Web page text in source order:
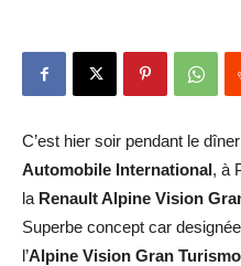
C’est hier soir pendant le
Automobile International, à
la Renault Alpine Vision
Superbe concept car
l’Alpine Vision Gran Turismo